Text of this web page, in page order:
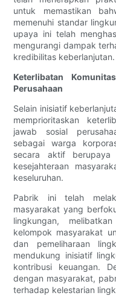
untuk memastikan
memenuhi standar
upaya ini telah
mengurangi dampak
kredibilitas keberlanjutan.
Keterlibatan
Perusahaan
Selain inisiatif
memprioritaskan
jawab sosial
sebagai warga
secara aktif berupaya
kesejahteraan
keseluruhan.
Pabrik ini telah
masyarakat yang
lingkungan,
kelompok masyarakat
dan pemeliharaan
mendukung inisiatif
kontribusi keuangan.
dengan masyarakat,
terhadap kelestarian